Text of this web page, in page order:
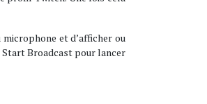
et d’afficher ou
Start Broadcast pour lancer